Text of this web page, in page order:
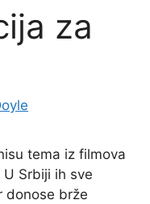
za
tema iz filmova
Srbiji ih sve
donose brže